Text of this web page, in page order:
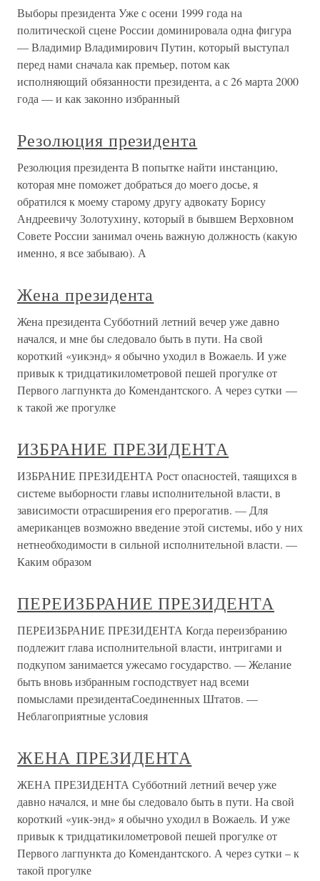
Выборы президента Уже с осени 1999 года на
политической сцене России доминировала одна фигура
— Владимир Владимирович Путин, который выступал
перед нами сначала как премьер, потом как
исполняющий обязанности президента, а с 26 марта 2000
года — и как законно избранный
Резолюция президента
Резолюция президента В попытке найти инстанцию,
которая мне поможет добраться до моего досье, я
обратился к моему старому другу адвокату Борису
Андреевичу Золотухину, который в бывшем Верховном
Совете России занимал очень важную должность (какую
именно, я все забываю). А
Жена президента
Жена президента Субботний летний вечер уже давно
начался, и мне бы следовало быть в пути. На свой
короткий «уикэнд» я обычно уходил в Вожаель. И уже
привык к тридцатикилометровой пешей прогулке от
Первого лагпункта до Комендантского. А через сутки —
к такой же прогулке
ИЗБРАНИЕ ПРЕЗИДЕНТА
ИЗБРАНИЕ ПРЕЗИДЕНТА Рост опасностей, таящихся в
системе выборности главы исполнительной власти, в
зависимости отрасширения его прерогатив. — Для
американцев возможно введение этой системы, ибо у них
нетнеобходимости в сильной исполнительной власти. —
Каким образом
ПЕРЕИЗБРАНИЕ ПРЕЗИДЕНТА
ПЕРЕИЗБРАНИЕ ПРЕЗИДЕНТА Когда переизбранию
подлежит глава исполнительной власти, интригами и
подкупом занимается ужесамо государство. — Желание
быть вновь избранным господствует над всеми
помыслами президентаСоединенных Штатов. —
Неблагоприятные условия
ЖЕНА ПРЕЗИДЕНТА
ЖЕНА ПРЕЗИДЕНТА Субботний летний вечер уже
давно начался, и мне бы следовало быть в пути. На свой
короткий «уик-энд» я обычно уходил в Вожаель. И уже
привык к тридцатикилометровой пешей прогулке от
Первого лагпункта до Комендантского. А через сутки – к
такой прогулке